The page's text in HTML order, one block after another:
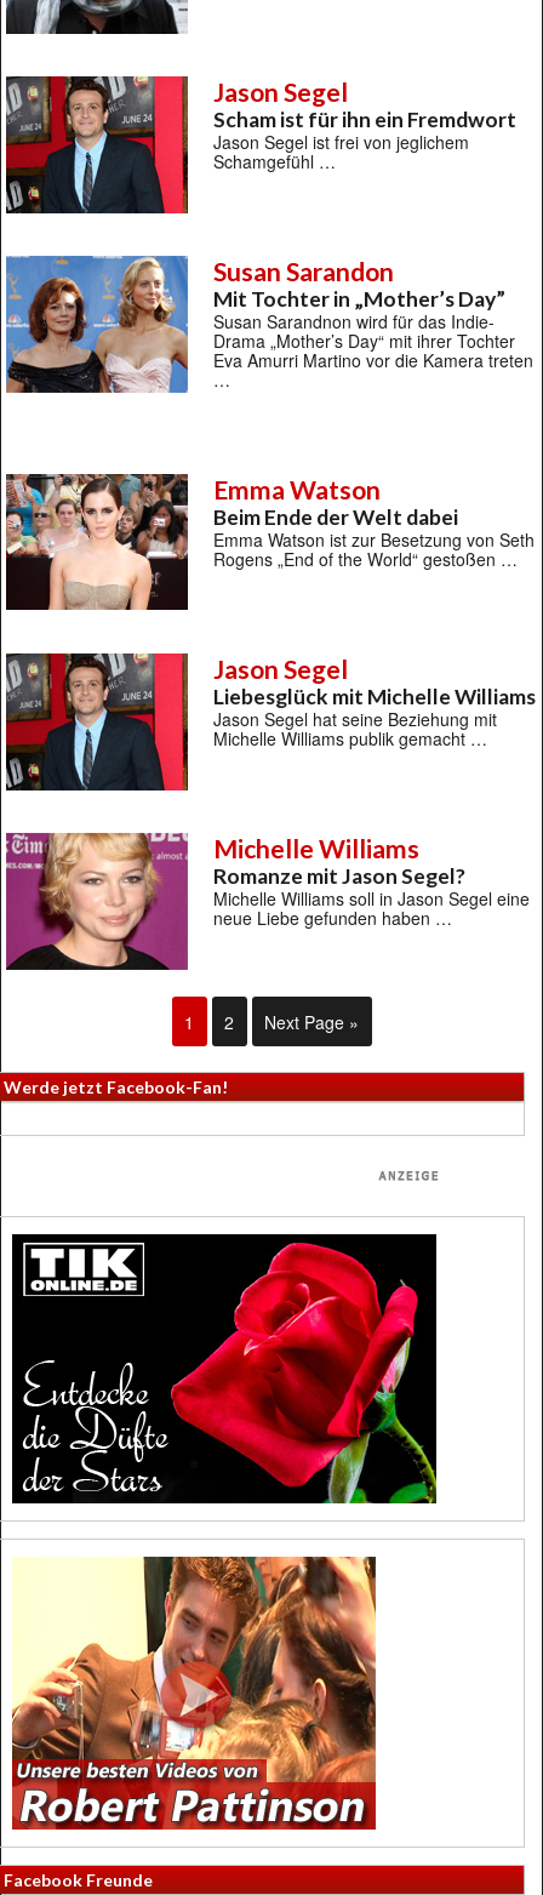
Jason Segel
Scham ist für ihn ein Fremdwort
Jason Segel ist frei von jeglichem
Schamgefühl …
Susan Sarandon
Mit Tochter in „Mother’s Day”
Susan Sarandnon wird für das Indie-
Drama „Mother’s Day“ mit ihrer Tochter
Eva Amurri Martino vor die Kamera treten
…
Emma Watson
Beim Ende der Welt dabei
Emma Watson ist zur Besetzung von Seth
Rogens „End of the World“ gestoßen …
Jason Segel
Liebesglück mit Michelle Williams
Jason Segel hat seine Beziehung mit
Michelle Williams publik gemacht …
Michelle Williams
Romanze mit Jason Segel?
Michelle Williams soll in Jason Segel eine
neue Liebe gefunden haben …
1 2 Next Page »
Werde jetzt Facebook-Fan!
Facebook Freunde